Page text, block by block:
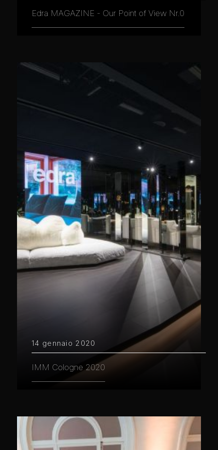
Edra MAGAZINE - Our Point of View Nr.0
14 gennaio 2020
IMM Cologne 2020